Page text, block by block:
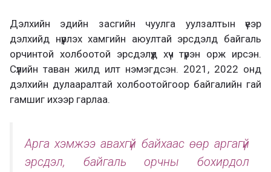
Дэлхийн эдийн засгийн чуулга уулзалтын үеэр
дэлхийд нүүрлэх хамгийн аюултай эрсдэлд байгаль
орчинтой холбоотой эрсдэлүүд хүч түрэн орж ирсэн.
Сүүлийн таван жилд илт нэмэгдсэн. 2021, 2022 онд
дэлхийн дулааралтай холбоотойгоор байгалийн гай
гамшиг ихээр гарлаа.
Арга хэмжээ авахгүй байхаас өөр аргагүй
эрсдэл, байгаль орчны бохирдол